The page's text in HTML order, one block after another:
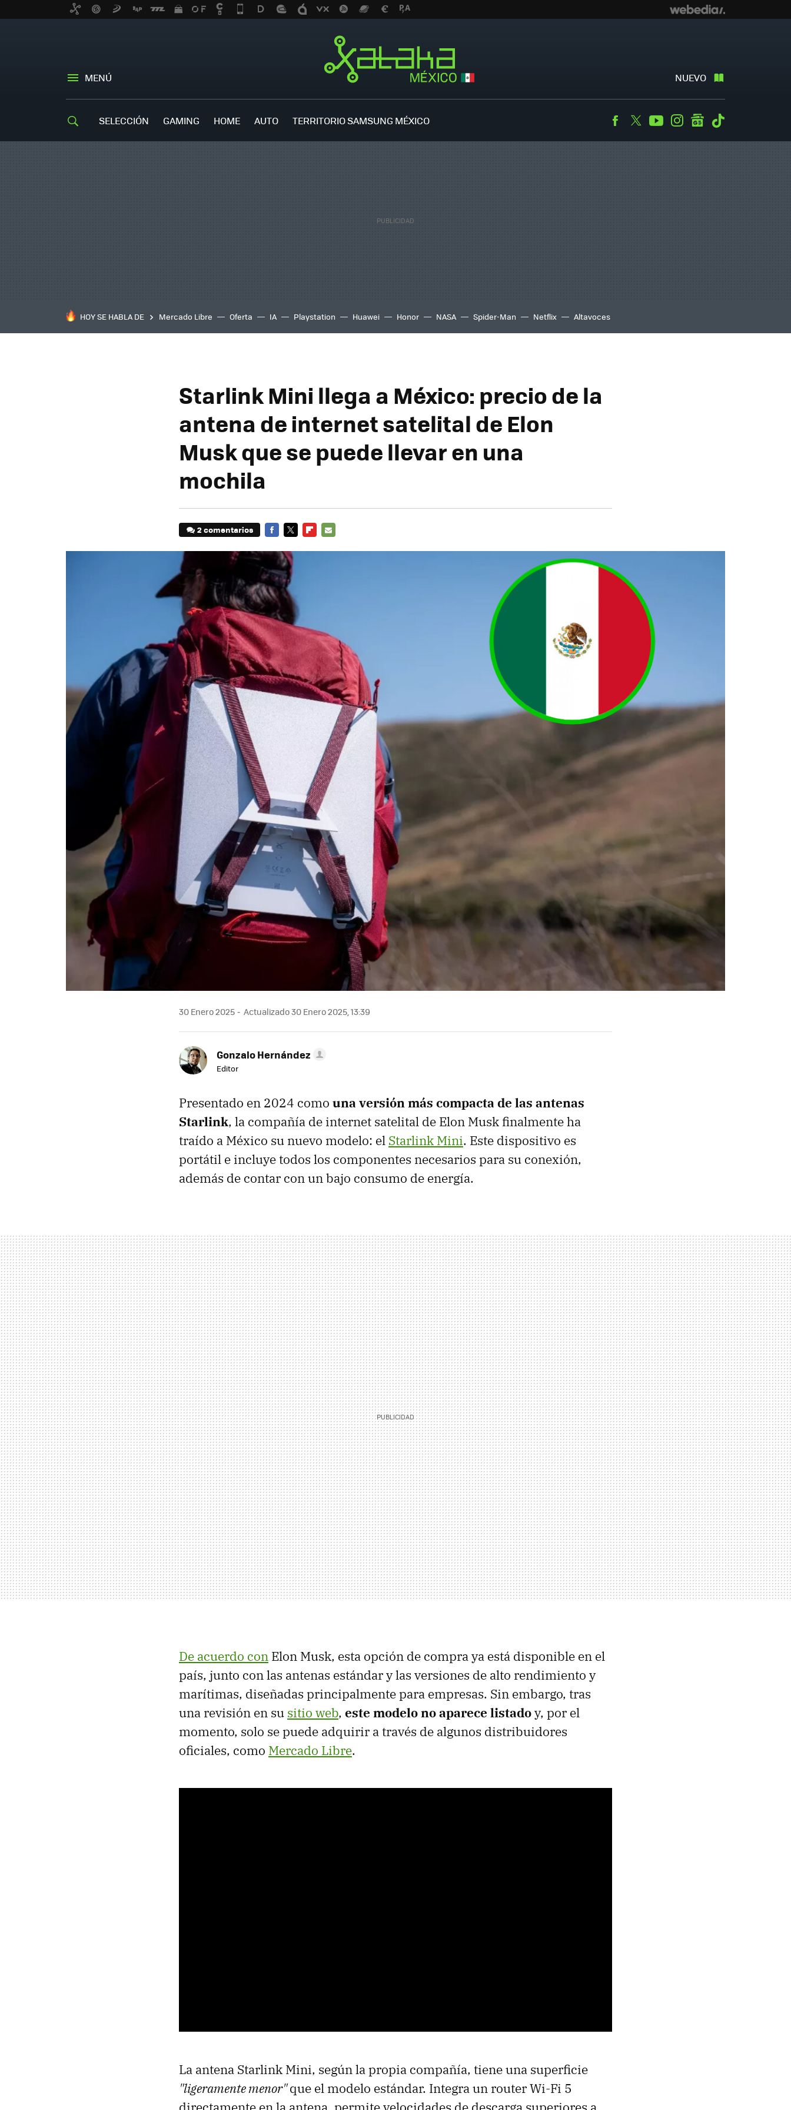
MENÚ NUEVO
SELECCIÓN GAMING HOME AUTO TERRITORIO SAMSUNG MÉXICO Facebook
TwitterYoutubeInstagramgooglenews
HOY SE HABLA DE Mercado Libre Oferta IA Playstation Huawei Honor NASA Spider-Man Netflix Altavoces
Starlink Mini llega a México: precio de la
antena de internet satelital de Elon
Musk que se puede llevar en una
mochila
2 comentarios
30 Enero 2025 Actualizado 30 Enero 2025, 13:39
Gonzalo Hernández
Editor
Presentado en 2024 como una versión más compacta de las antenas
Starlink, la compañía de internet satelital de Elon Musk finalmente ha
traído a México su nuevo modelo: el Starlink Mini. Este dispositivo es
portátil e incluye todos los componentes necesarios para su conexión,
además de contar con un bajo consumo de energía.
De acuerdo con Elon Musk, esta opción de compra ya está disponible en el
país, junto con las antenas estándar y las versiones de alto rendimiento y
marítimas, diseñadas principalmente para empresas. Sin embargo, tras
una revisión en su sitio web, este modelo no aparece listadoy, por el
momento, solo se puede adquirir a través de algunos distribuidores
oficiales, como Mercado Libre.
La antena Starlink Mini, según la propia compañía, tiene una superficie
"ligeramente menor"que el modelo estándar. Integra un router Wi-Fi 5